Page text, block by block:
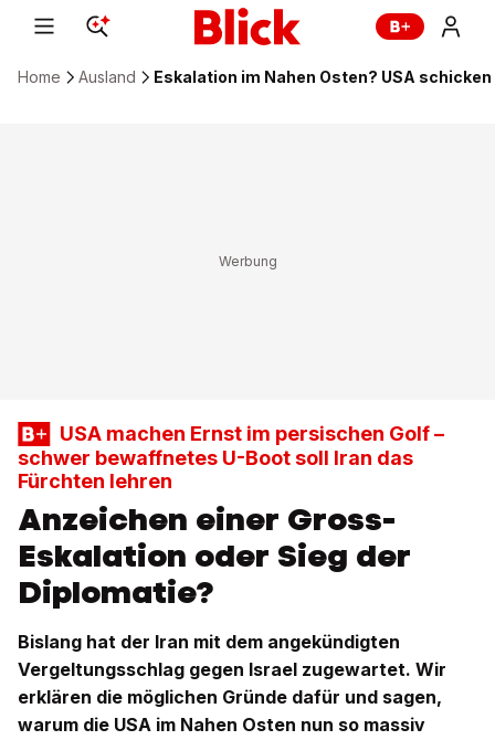
Home Ausland Eskalation im Nahen Osten? USA
USA machen Ernst im persischen Golf –
schwer bewaffnetes U-Boot soll Iran das
Fürchten lehren
Anzeichen einer Gross-
Eskalation oder Sieg der
Diplomatie?
Bislang hat der Iran mit dem angekündigten
Vergeltungsschlag gegen Israel zugewartet. Wir
erklären die möglichen Gründe dafür und sagen,
warum die USA im Nahen Osten nun so massiv